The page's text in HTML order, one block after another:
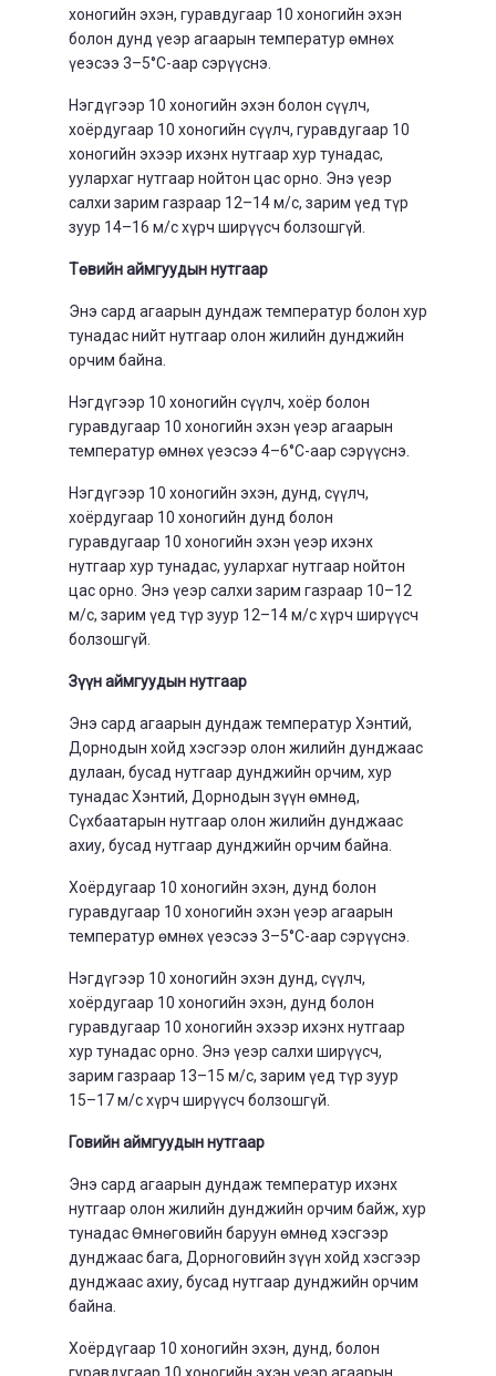
хоногийн эхэн, гуравдугаар 10 хоногийн эхэн
болон дунд үеэр агаарын температур өмнөх
үеэсээ 3–5°С-аар сэрүүснэ.
Нэгдүгээр 10 хоногийн эхэн болон сүүлч,
хоёрдугаар 10 хоногийн сүүлч, гуравдугаар 10
хоногийн эхээр ихэнх нутгаар хур тунадас,
уулархаг нутгаар нойтон цас орно. Энэ үеэр
салхи зарим газраар 12–14 м/с, зарим үед түр
зуур 14–16 м/с хүрч ширүүсч болзошгүй.
Төвийн аймгуудын нутгаар
Энэ сард агаарын дундаж температур болон хур
тунадас нийт нутгаар олон жилийн дунджийн
орчим байна.
Нэгдүгээр 10 хоногийн сүүлч, хоёр болон
гуравдугаар 10 хоногийн эхэн үеэр агаарын
температур өмнөх үеэсээ 4–6°С-аар сэрүүснэ.
Нэгдүгээр 10 хоногийн эхэн, дунд, сүүлч,
хоёрдугаар 10 хоногийн дунд болон
гуравдугаар 10 хоногийн эхэн үеэр ихэнх
нутгаар хур тунадас, уулархаг нутгаар нойтон
цас орно. Энэ үеэр салхи зарим газраар 10–12
м/с, зарим үед түр зуур 12–14 м/с хүрч ширүүсч
болзошгүй.
Зүүн аймгуудын нутгаар
Энэ сард агаарын дундаж температур Хэнтий,
Дорнодын хойд хэсгээр олон жилийн дунджаас
дулаан, бусад нутгаар дунджийн орчим, хур
тунадас Хэнтий, Дорнодын зүүн өмнөд,
Сүхбаатарын нутгаар олон жилийн дунджаас
ахиу, бусад нутгаар дунджийн орчим байна.
Хоёрдугаар 10 хоногийн эхэн, дунд болон
гуравдугаар 10 хоногийн эхэн үеэр агаарын
температур өмнөх үеэсээ 3–5°С-аар сэрүүснэ.
Нэгдүгээр 10 хоногийн эхэн дунд, сүүлч,
хоёрдугаар 10 хоногийн эхэн, дунд болон
гуравдугаар 10 хоногийн эхээр ихэнх нутгаар
хур тунадас орно. Энэ үеэр салхи ширүүсч,
зарим газраар 13–15 м/с, зарим үед түр зуур
15–17 м/с хүрч ширүүсч болзошгүй.
Говийн аймгуудын нутгаар
Энэ сард агаарын дундаж температур ихэнх
нутгаар олон жилийн дунджийн орчим байж, хур
тунадас Өмнөговийн баруун өмнөд хэсгээр
дунджаас бага, Дорноговийн зүүн хойд хэсгээр
дунджаас ахиу, бусад нутгаар дунджийн орчим
байна.
Хоёрдүгаар 10 хоногийн эхэн, дунд, болон